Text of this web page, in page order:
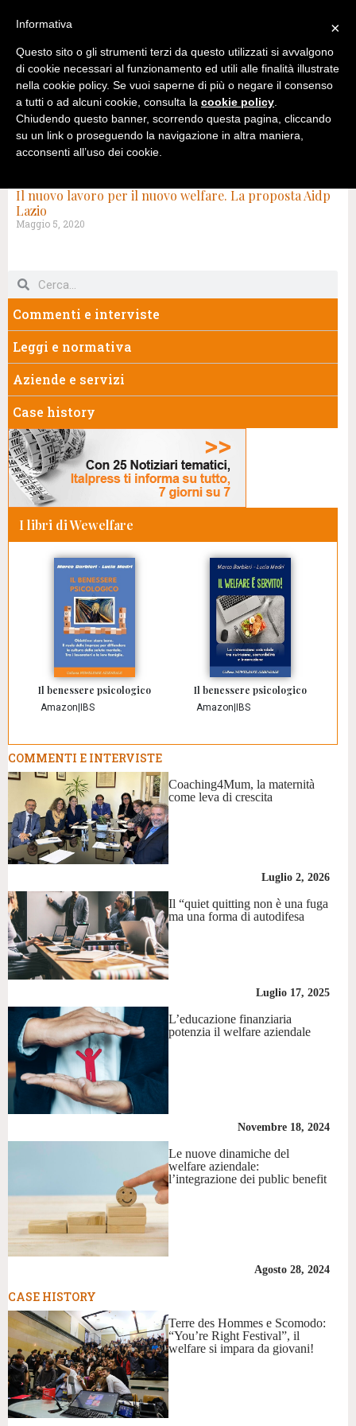
Il nuovo lavoro per il nuovo welfare. La proposta Aidp
Lazio
Maggio 5, 2020
Commenti e interviste
Leggi e normativa
Aziende e servizi
Case history
I libri di Wewelfare
Il benessere psicologico
Amazon IBS
Il benessere psicologico
Amazon IBS
COMMENTI E INTERVISTE
Coaching4Mum, la maternità
come leva di crescita
Luglio 2, 2026
Il “quiet quitting non è una fuga
ma una forma di autodifesa
Luglio 17, 2025
L’educazione finanziaria
potenzia il welfare aziendale
Novembre 18, 2024
Le nuove dinamiche del
welfare aziendale:
l’integrazione dei public benefit
Agosto 28, 2024
CASE HISTORY
Terre des Hommes e Scomodo:
“You’re Right Festival”, il
welfare si impara da giovani!
×
Informativa
Questo sito o gli strumenti terzi da questo utilizzati si avvalgono
di cookie necessari al funzionamento ed utili alle finalità illustrate
nella cookie policy. Se vuoi saperne di più o negare il consenso
a tutti o ad alcuni cookie, consulta la cookie policy.
Chiudendo questo banner, scorrendo questa pagina, cliccando
su un link o proseguendo la navigazione in altra maniera,
acconsenti all’uso dei cookie.